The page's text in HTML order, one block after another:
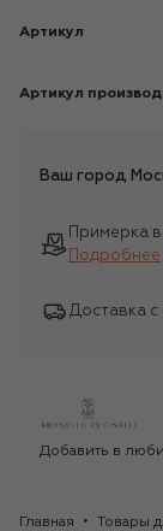
Артикул
Артикул
Ваш город
Примерка
Подробнее
Доставка
Добавить в
Главная Товары